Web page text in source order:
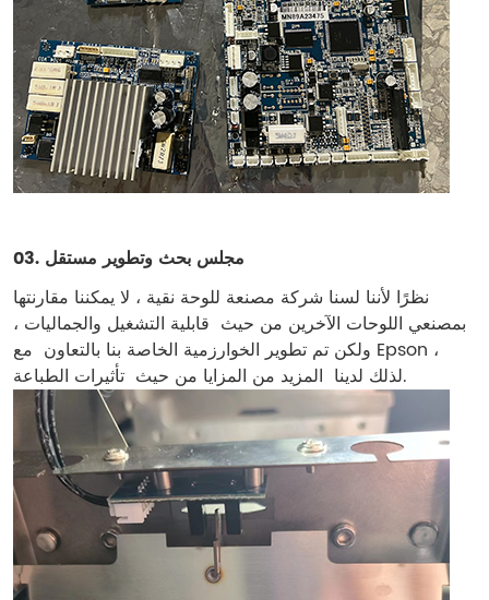
03. مجلس بحث وتطوير مستقل
نظرًا لأننا لسنا شركة مصنعة للوحة نقية ، لا يمكننا مقارنتها
بمصنعي اللوحات الآخرين من حيث قابلية التشغيل والجماليات ،
ولكن تم تطوير الخوارزمية الخاصة بنا بالتعاون مع Epson ،
لذلك لدينا المزيد من المزايا من حيث تأثيرات الطباعة.